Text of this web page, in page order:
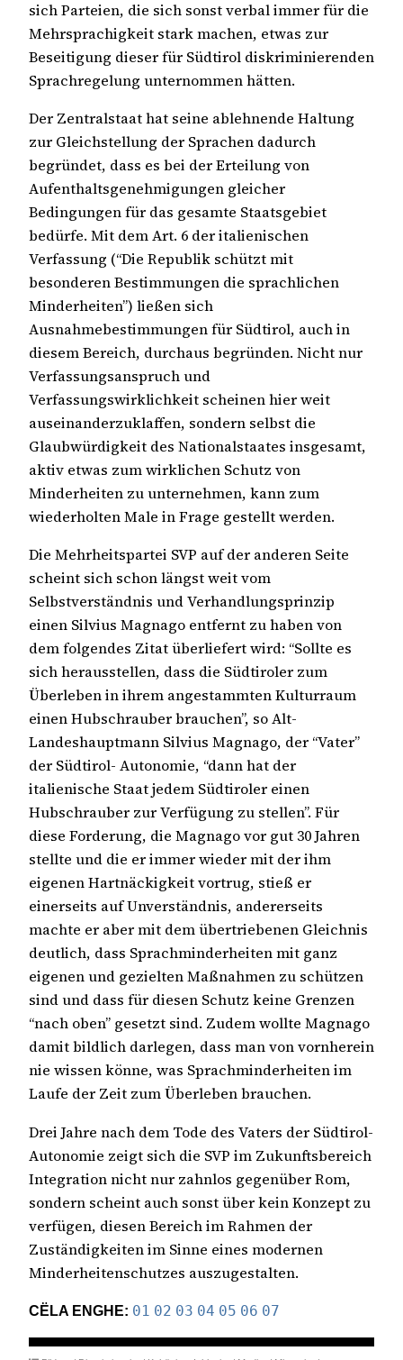
sich Parteien, die sich sonst verbal immer für die
Mehrsprachigkeit stark machen, etwas zur
Beseitigung dieser für Südtirol diskriminierenden
Sprachregelung unternommen hätten.
Der Zentralstaat hat seine ablehnende Haltung
zur Gleichstellung der Sprachen dadurch
begründet, dass es bei der Erteilung von
Aufenthaltsgenehmigungen gleicher
Bedingungen für das gesamte Staatsgebiet
bedürfe. Mit dem Art. 6 der italienischen
Verfassung (“Die Republik schützt mit
besonderen Bestimmungen die sprachlichen
Minderheiten”) ließen sich
Ausnahmebestimmungen für Südtirol, auch in
diesem Bereich, durchaus begründen. Nicht nur
Verfassungsanspruch und
Verfassungswirklichkeit scheinen hier weit
auseinanderzuklaffen, sondern selbst die
Glaubwürdigkeit des Nationalstaates insgesamt,
aktiv etwas zum wirklichen Schutz von
Minderheiten zu unternehmen, kann zum
wiederholten Male in Frage gestellt werden.
Die Mehrheitspartei SVP auf der anderen Seite
scheint sich schon längst weit vom
Selbstverständnis und Verhandlungsprinzip
einen Silvius Magnago entfernt zu haben von
dem folgendes Zitat überliefert wird: “Sollte es
sich herausstellen, dass die Südtiroler zum
Überleben in ihrem angestammten Kulturraum
einen Hubschrauber brauchen”, so Alt-
Landeshauptmann Silvius Magnago, der “Vater”
der Südtirol- Autonomie, “dann hat der
italienische Staat jedem Südtiroler einen
Hubschrauber zur Verfügung zu stellen”. Für
diese Forderung, die Magnago vor gut 30 Jahren
stellte und die er immer wieder mit der ihm
eigenen Hartnäckigkeit vortrug, stieß er
einerseits auf Unverständnis, andererseits
machte er aber mit dem übertriebenen Gleichnis
deutlich, dass Sprachminderheiten mit ganz
eigenen und gezielten Maßnahmen zu schützen
sind und dass für diesen Schutz keine Grenzen
“nach oben” gesetzt sind. Zudem wollte Magnago
damit bildlich darlegen, dass man von vornherein
nie wissen könne, was Sprachminderheiten im
Laufe der Zeit zum Überleben brauchen.
Drei Jahre nach dem Tode des Vaters der Südtirol-
Autonomie zeigt sich die SVP im Zukunftsbereich
Integration nicht nur zahnlos gegenüber Rom,
sondern scheint auch sonst über kein Konzept zu
verfügen, diesen Bereich im Rahmen der
Zuständigkeiten im Sinne eines modernen
Minderheitenschutzes auszugestalten.
CËLA ENGHE: 01 02 03 04 05 06 07